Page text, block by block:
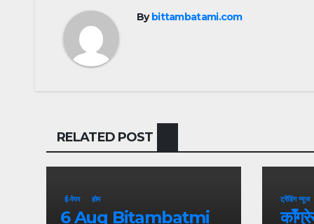
By bittambatami.com
RELATED POST
ई-पेपर होम
6 Aug Bitambatmi
ट्रेंडिंग न्यूज